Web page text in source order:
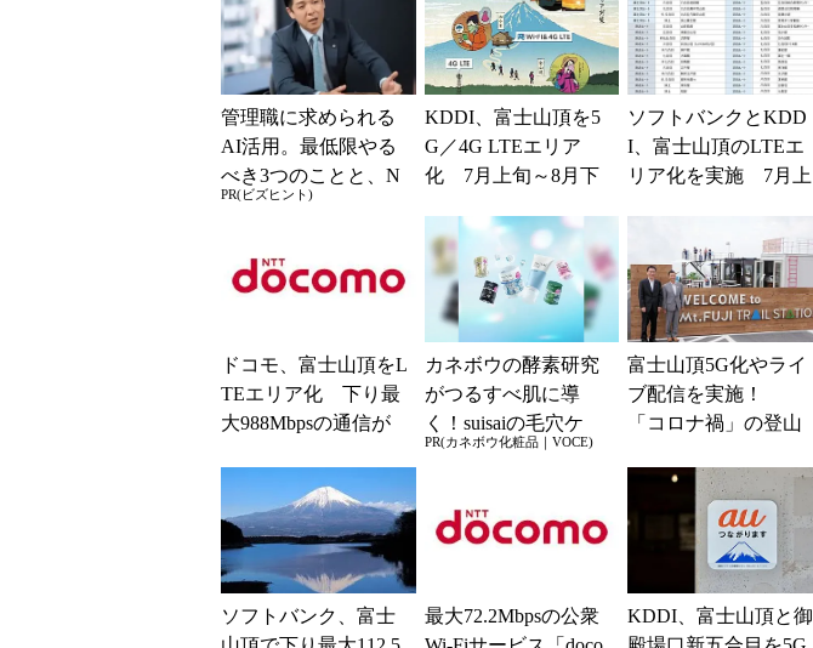
管理職に求められる
AI活用。最低限やる
べき3つのことと、N
Gな自己認識
PR(ビズヒント)
KDDI、富士山頂を5
G／4G LTEエリア
化 7月上旬～8月下
ソフトバンクとKDD
I、富士山頂のLTEエ
リア化を実施 7月上
ドコモ、富士山頂をL
TEエリア化 下り最
大988Mbpsの通信が
カネボウの酵素研究
がつるすべ肌に導
く！suisaiの毛穴ケ
ア・角質ケア
PR(カネボウ化粧品｜VOCE)
富士山頂5G化やライ
ブ配信を実施！
「コロナ禍」の登山
場市とKDDI
ソフトバンク、富士
最大72.2Mbpsの公衆
KDDI、富士山頂と御